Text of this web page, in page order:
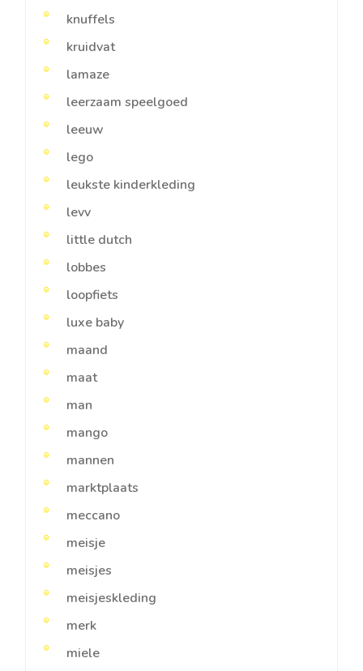
knuffels
kruidvat
lamaze
leerzaam speelgoed
leeuw
lego
leukste kinderkleding
levv
little dutch
lobbes
loopfiets
luxe baby
maand
maat
man
mango
mannen
marktplaats
meccano
meisje
meisjes
meisjeskleding
merk
miele